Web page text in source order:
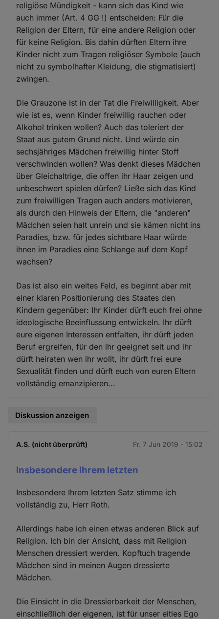
religiöse Mündigkeit - kann sich das Kind wie
auch immer (Art. 4 GG !) entscheiden: Für die
Religion der Eltern, für eine andere Religion oder
für keine Religion. Bis dahin dürften Eltern ihre
Kinder nicht zum Tragen religiöser Symbole (auch
nicht zu symbolhafter Kleidung, die stigmatisiert)
zwingen.
Die Grauzone ist in der Tat die Freiwilligkeit. Aber
wie ist es, wenn Kinder freiwillig rauchen oder
Alkohol trinken wollen? Auch das toleriert der
Staat aus gutem Grund nicht. Und würde ein
sechsjähriges Mädchen freiwillig hinter Stoff
verschwinden wollen? Was denkt dieses Mädchen
über Gleichaltrige, die offen ihr Haar zeigen und
unbeschwert spielen dürfen? Ließe sich das Kind
zum freiwilligen Tragen auch anders motivieren,
als durch den Hinweis der Eltern, die "anderen"
Mädchen seien halt unrein und sie kämen nicht ins
Paradies, bzw. für jedes sichtbare Haar würde
ihnen im Paradies eine Schlange auf dem Kopf
wachsen?
Das ist also ein weites Feld, es beginnt aber mit
einer klaren Positionierung des Staates den
Kindern gegenüber: Ihr Kinder dürft euch frei ohne
ideologische Beeinflussung entwickeln. Ihr dürft
eure eigenen Interessen entfalten, ihr dürft jeden
Beruf ergreifen, für den ihr geeignet seit und ihr
dürft heiraten wen ihr wollt, ihr dürft frei eure
Sexualität finden und dürft euch von euren Eltern
vollständig emanzipieren...
Diskussion anzeigen
A.S. (nicht überprüft) Fr. 7 Jun 2019 - 15:02
Insbesondere Ihrem letzten
Insbesondere Ihrem letzten Satz stimme ich
vollständig zu, Herr Roth.
Allerdings habe ich einen etwas anderen Blick auf
Religion. Ich bin der Ansicht, dass mit Religion
Menschen dressiert werden. Kopftuch tragende
Mädchen sind in meinen Augen dressierte
Mädchen.
Die Einsicht in die Dressierbarkeit der Menschen,
einschließlich der eigenen, ist für unser eitles Ego